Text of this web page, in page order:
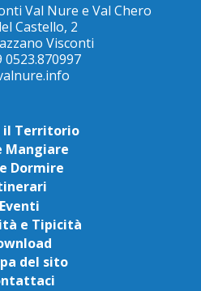
Val Nure e Val Chero
Castello, 2
Visconti
0523.870997
il Territorio
Mangiare
Dormire
Eventi
e Tipicità
del sito